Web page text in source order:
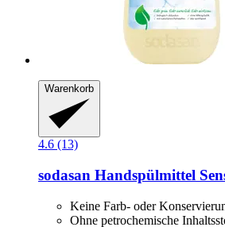
Warenkorb
4.6 (13)
sodasan Handspülmittel
Keine Farb- oder
Ohne petrochemische